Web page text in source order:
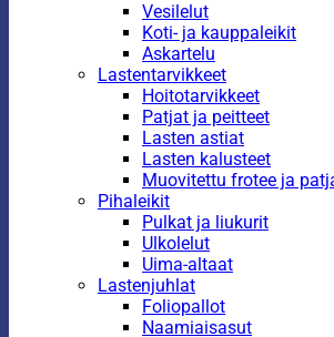
Vesilelut
Koti- ja kauppaleikit
Askartelu
Lastentarvikkeet
Hoitotarvikkeet
Patjat ja peitteet
Lasten astiat
Lasten kalusteet
Muovitettu frotee ja
Pihaleikit
Pulkat ja liukurit
Ulkolelut
Uima-altaat
Lastenjuhlat
Foliopallot
Naamiaisasut